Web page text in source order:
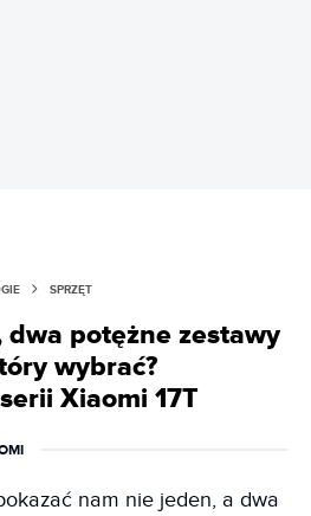
SPRZĘT
potężne zestawy
wybrać?
Xiaomi 17T
nam nie jeden, a dwa